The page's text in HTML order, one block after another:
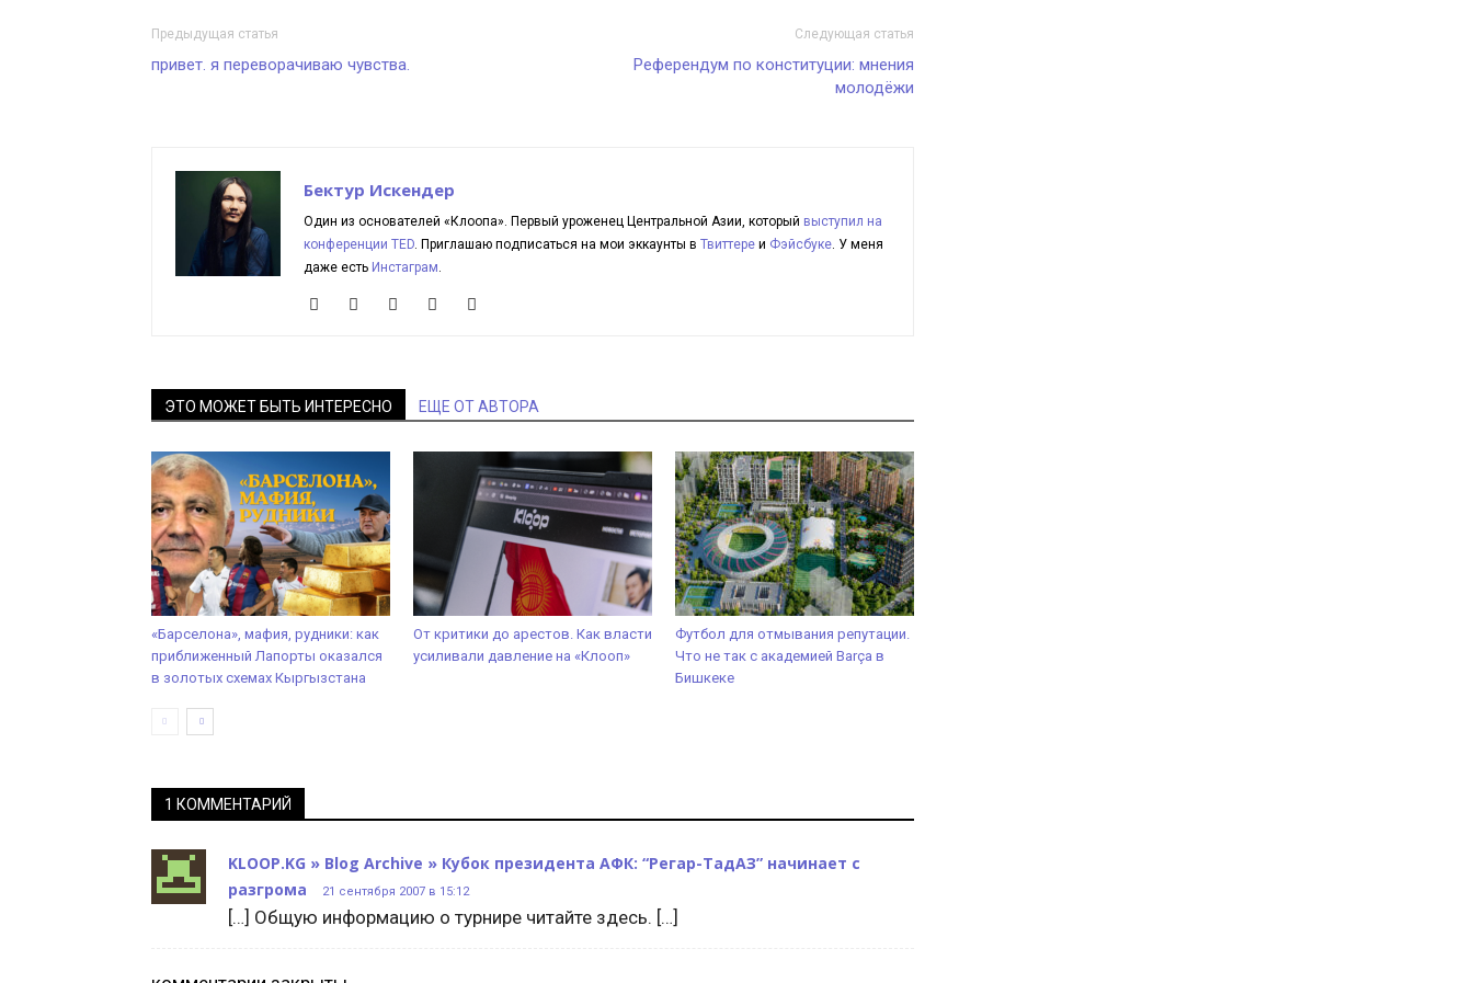
Предыдущая статья
привет. я переворачиваю чувства.
Следующая статья
Референдум по конституции: мнения
молодёжи
Бектур Искендер
Один из основателей «Клоопа». Первый уроженец Центральной Азии, который выступил на
конференции TED. Приглашаю подписаться на мои эккаунты в Твиттере и Фэйсбуке. У меня
даже есть Инстаграм.
ЭТО МОЖЕТ БЫТЬ ИНТЕРЕСНО ЕЩЕ ОТ АВТОРА
«Барселона», мафия, рудники: как
приближенный Лапорты оказался
в золотых схемах Кыргызстана
От критики до арестов. Как власти
усиливали давление на «Клооп»
Футбол для отмывания репутации.
Что не так с академией Barça в
Бишкеке
1 КОММЕНТАРИЙ
KLOOP.KG » Blog Archive » Кубок президента АФК: “Регар-ТадАЗ” начинает с
разгрома
21 сентября 2007 в 15:12
[…] Общую информацию о турнире читайте здесь. […]